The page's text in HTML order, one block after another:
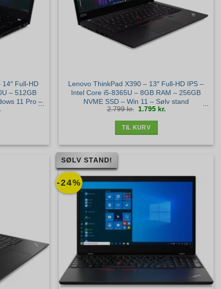
Full-HD
– 512GB
11 Pro –
Lenovo ThinkPad X390 – 13″ Full-HD IPS –
Intel Core i5-8365U – 8GB RAM – 256GB
NVME SSD – Win 11 – Sølv stand
2.799kr. Den
oprindelige
pris
1.795 kr.aktuelle
pris
TIL KURV
-24%
SØLV STAND!